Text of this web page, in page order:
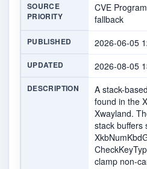
SOURCE
PRIORITY
CVE
fallback
PUBLISHED 2026-06-05
UPDATED 2026-08-05
DESCRIPTION
A stack-
found in the
Xwayland.
stack buffers
clamp non-